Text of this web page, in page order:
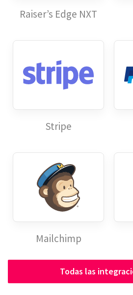
Raiser’s Edge NXT
Stripe
Mailchimp
Todas las